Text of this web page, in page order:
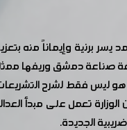
يسر برنية وإيماناً
صناعة دمشق
هو ليس فقط لشرح
تعمل على مبدأ
الجديدة.